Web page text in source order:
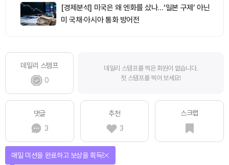
[경제분석] 미국은 왜 엔화를 샀나…‘일본 구제’ 아닌
미 국채·아시아 통화 방어전
데일리 스탬프
0
데일리 스탬프를 찍은 회원이 없습니다.
첫 스탬프를 찍어 보세요!
댓글
3
추천
3
스크랩
매일 미션을 완료하고 보상을 획득!